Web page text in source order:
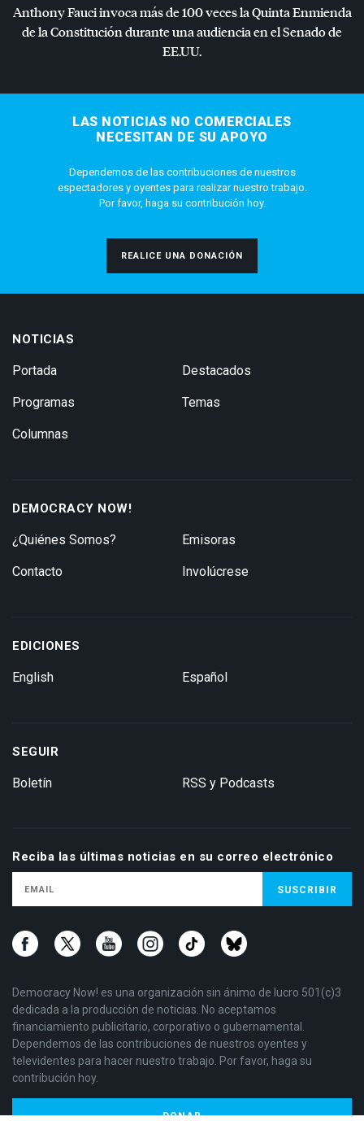
Anthony Fauci invoca más de 100 veces la Quinta Enmienda
de la Constitución durante una audiencia en el Senado de
EE.UU.
LAS NOTICIAS NO COMERCIALES
NECESITAN DE SU APOYO
Dependemos de las contribuciones de nuestros
espectadores y oyentes para realizar nuestro trabajo.
Por favor, haga su contribución hoy.
REALICE UNA DONACIÓN
NOTICIAS
Portada
Programas
Columnas
Destacados
Temas
DEMOCRACY NOW!
¿Quiénes Somos?
Contacto
Emisoras
Involúcrese
EDICIONES
English Español
SEGUIR
Boletín RSS y Podcasts
Reciba las últimas noticias en su correo electrónico
Democracy Now! es una organización sin ánimo de lucro 501(c)3
dedicada a la producción de noticias. No aceptamos
financiamiento publicitario, corporativo o gubernamental.
Dependemos de las contribuciones de nuestros oyentes y
televidentes para hacer nuestro trabajo. Por favor, haga su
contribución hoy.
DONAR